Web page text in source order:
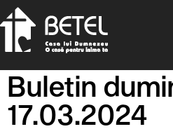
Buletin
17.03.2024